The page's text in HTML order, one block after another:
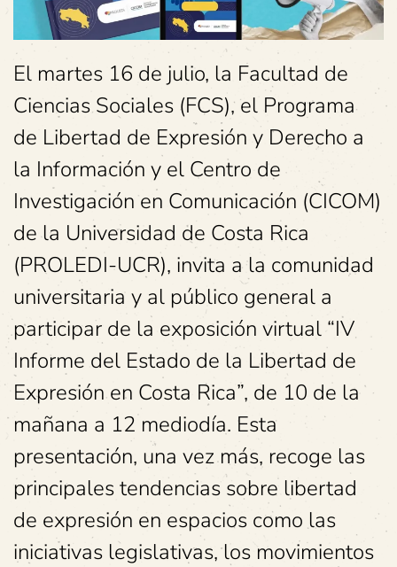
El martes 16 de julio, la Facultad de
Ciencias Sociales (FCS), el Programa
de Libertad de Expresión y Derecho a
la Información y el Centro de
Investigación en Comunicación (CICOM)
de la Universidad de Costa Rica
(PROLEDI-UCR), invita a la comunidad
universitaria y al público general a
participar de la exposición virtual “IV
Informe del Estado de la Libertad de
Expresión en Costa Rica”, de 10 de la
mañana a 12 mediodía. Esta
presentación, una vez más, recoge las
principales tendencias sobre libertad
de expresión en espacios como las
iniciativas legislativas, los movimientos